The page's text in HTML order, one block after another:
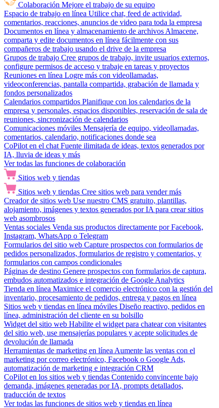
Colaboración Mejore el trabajo de su equipo
Espacio de trabajo en línea Utilice chat, feed de actividad,
comentarios, reacciones, anuncios de video para toda la empresa
Documentos en línea y almacenamiento de archivos Almacene,
comparta y edite documentos en línea fácilmente con sus
compañeros de trabajo usando el drive de la empresa
Grupos de trabajo Cree grupos de trabajo, invite usuarios externos,
configure permisos de acceso y trabaje en tareas y proyectos
Reuniones en línea Logre más con videollamadas,
videoconferencias, pantalla compartida, grabación de llamada y
fondos personalizados
Calendarios compartidos Planifique con los calendarios de la
empresa y personales, espacios disponibles, reservación de sala de
reuniones, sincronización de calendarios
Comunicaciones móviles Mensajería de equipo, videollamadas,
comentarios, calendario, notificaciones donde sea
CoPilot en el chat Fuente ilimitada de ideas, textos generados por
IA, lluvia de ideas y más
Ver todas las funciones de colaboración
Sitios web y tiendas
Sitios web y tiendas Cree sitios web para vender más
Creador de sitios web Use nuestro CMS gratuito, plantillas,
alojamiento, imágenes y textos generados por IA para crear sitios
web asombrosos
Ventas sociales Venda sus productos directamente por Facebook,
Instagram, WhatsApp o Telegram
Formularios del sitio web Capture prospectos con formularios de
pedidos personalizados, formularios de registro y comentarios, y
formularios con campos condicionales
Páginas de destino Genere prospectos con formularios de captura,
embudos automatizados e integración de Google Analytics
Tienda en línea Maximice el comercio electrónico con la gestión del
inventario, procesamiento de pedidos, entrega y pagos en línea
Sitios web y tiendas en línea móviles Diseño reactivo, pedidos en
línea, administración del cliente en su bolsillo
Widget del sitio web Habilite el widget para chatear con visitantes
del sitio web, use mensajerías populares y acepte solicitudes de
devolución de llamada
Herramientas de marketing en línea Aumente las ventas con el
marketing por correo electrónico, Facebook o Google Ads,
automatización de marketing e integración CRM
CoPilot en los sitios web y tiendas Contenido convincente bajo
demanda, imágenes generadas por IA, prompts detallados,
traducción de textos
Ver todas las funciones de sitios web y tiendas en línea